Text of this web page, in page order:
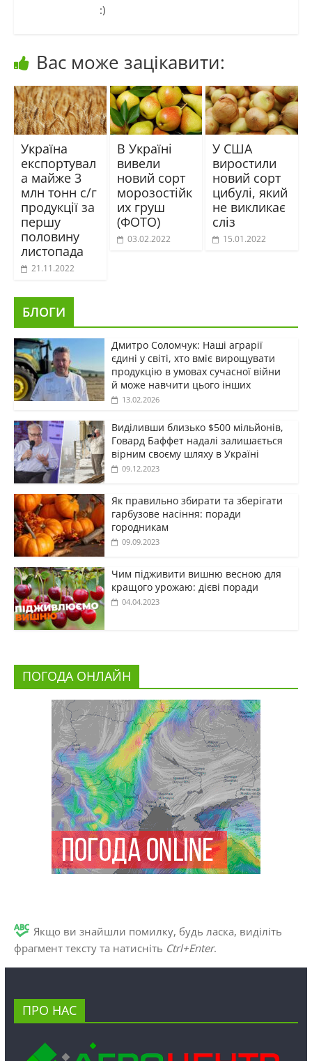
:)
Вас може зацікавити:
Україна
експортувал
а майже 3
млн тонн с/г
продукції за
першу
половину
листопада
21.11.2022
В Україні
вивели
новий сорт
морозостійк
их груш
(ФОТО)
03.02.2022
У США
виростили
новий сорт
цибулі, який
не викликає
сліз
15.01.2022
БЛОГИ
Дмитро Соломчук: Наші аграрії
єдині у світі, хто вміє вирощувати
продукцію в умовах сучасної війни
й може навчити цього інших
13.02.2026
Виділивши близько $500 мільйонів,
Говард Баффет надалі залишається
вірним своєму шляху в Україні
09.12.2023
Як правильно збирати та зберігати
гарбузове насіння: поради
городникам
09.09.2023
Чим підживити вишню весною для
кращого урожаю: дієві поради
04.04.2023
ПОГОДА ОНЛАЙН
Якщо ви знайшли помилку, будь ласка, виділіть
фрагмент тексту та натисніть Ctrl+Enter.
ПРО НАС